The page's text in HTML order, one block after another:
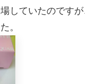
していたのですが
。